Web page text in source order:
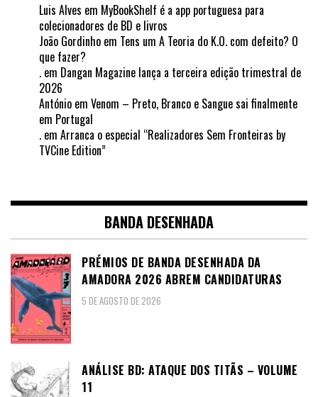
Luis Alves em MyBookShelf é a app portuguesa para
colecionadores de BD e livros
João Gordinho em Tens um A Teoria do K.O. com defeito? O
que fazer?
. em Dangan Magazine lança a terceira edição trimestral de
2026
António em Venom – Preto, Branco e Sangue sai finalmente
em Portugal
. em Arranca o especial “Realizadores Sem Fronteiras by
TVCine Edition”
BANDA DESENHADA
PRÉMIOS DE BANDA DESENHADA DA
AMADORA 2026 ABREM CANDIDATURAS
5 DE AGOSTO DE 2026
ANÁLISE BD: ATAQUE DOS TITÃS – VOLUME
11